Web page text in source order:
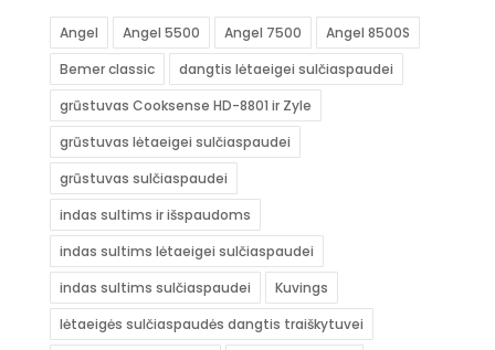
Angel Angel 5500 Angel 7500
Angel 8500S
Bemer classic
dangtis lėtaeigei sulčiaspaudei
grūstuvas Cooksense HD-8801 ir Zyle
grūstuvas lėtaeigei sulčiaspaudei
grūstuvas sulčiaspaudei
indas sultims ir išspaudoms
indas sultims lėtaeigei sulčiaspaudei
indas sultims sulčiaspaudei
Kuvings
lėtaeigės sulčiaspaudės dangtis traiškytuvei